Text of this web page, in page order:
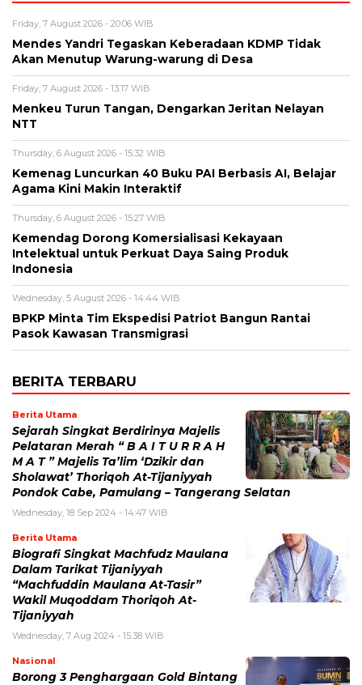
Friday, 7 August 2026 - 20:06 WIB
Mendes Yandri Tegaskan Keberadaan KDMP Tidak
Akan Menutup Warung-warung di Desa
Friday, 7 August 2026 - 13:17 WIB
Menkeu Turun Tangan, Dengarkan Jeritan Nelayan
NTT
Thursday, 6 August 2026 - 15:32 WIB
Kemenag Luncurkan 40 Buku PAI Berbasis AI, Belajar
Agama Kini Makin Interaktif
Thursday, 6 August 2026 - 15:27 WIB
Kemendag Dorong Komersialisasi Kekayaan
Intelektual untuk Perkuat Daya Saing Produk
Indonesia
Wednesday, 5 August 2026 - 14:44 WIB
BPKP Minta Tim Ekspedisi Patriot Bangun Rantai
Pasok Kawasan Transmigrasi
BERITA TERBARU
Berita Utama
Sejarah Singkat Berdirinya Majelis
Pelataran Merah “ B A I T U R R A H
M A T ” Majelis Ta’lim ‘Dzikir dan
Sholawat’ Thoriqoh At-Tijaniyyah
Pondok Cabe, Pamulang – Tangerang Selatan
Wednesday, 18 Sep 2024 - 14:47 WIB
Berita Utama
Biografi Singkat Machfudz Maulana
Dalam Tarikat Tijaniyyah
“Machfuddin Maulana At-Tasir”
Wakil Muqoddam Thoriqoh At-
Tijaniyyah
Wednesday, 7 Aug 2024 - 15:38 WIB
Nasional
Borong 3 Penghargaan Gold Bintang